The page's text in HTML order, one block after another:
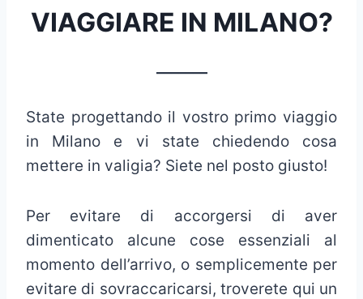
VIAGGIARE IN MILANO?
State progettando il vostro primo viaggio
in Milano e vi state chiedendo cosa
mettere in valigia? Siete nel posto giusto!
Per evitare di accorgersi di aver
dimenticato alcune cose essenziali al
momento dell’arrivo, o semplicemente per
evitare di sovraccaricarsi, troverete qui un